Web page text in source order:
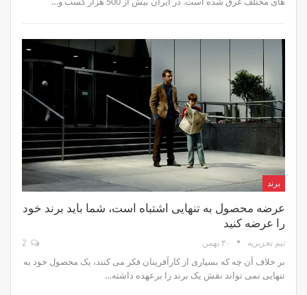
برند
عرضه محصول به تنهایی اشتباه است، شما باید برند خود
را عرضه کنید
تیم تحریریه ۳۰ بهمن
بر خلاف آن چه که بسیاری از کارآفرینان فکر می کنند، یک محصول خود به
تنهایی نمی تواند نقش یک برند را برعهده داشته…